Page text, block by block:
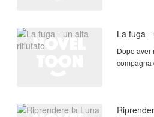
inizierà il
di tre
vista
La fuga -
Dopo aver
compagna
gregge